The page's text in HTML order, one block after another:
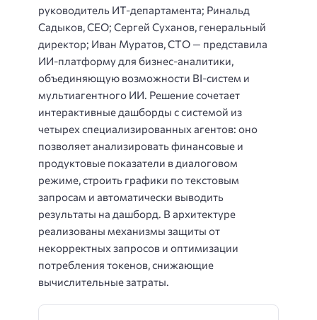
руководитель ИТ-департамента; Ринальд
Садыков, CEO; Сергей Суханов, генеральный
директор; Иван Муратов, CTO — представила
ИИ-платформу для бизнес-аналитики,
объединяющую возможности BI-систем и
мультиагентного ИИ. Решение сочетает
интерактивные дашборды с системой из
четырех специализированных агентов: оно
позволяет анализировать финансовые и
продуктовые показатели в диалоговом
режиме, строить графики по текстовым
запросам и автоматически выводить
результаты на дашборд. В архитектуре
реализованы механизмы защиты от
некорректных запросов и оптимизации
потребления токенов, снижающие
вычислительные затраты.